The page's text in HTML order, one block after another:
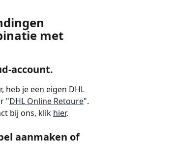
met
account.
heb je een eigen DHL
"DHL Online Retoure".
bij ons, klik hier.
aanmaken of